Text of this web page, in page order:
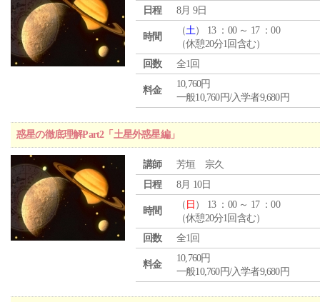
日程 8月 9日
時間
（土） 13 ：00 ～ 17 ：00
（休憩20分1回含む）
回数
全1回
料金
10,760円
一般10,760円/入学者9,680円
惑星の徹底理解Part2「土星外惑星編」
講師
芳垣 宗久
日程
8月 10日
時間
（ 日 ） 13 ：00 ～ 17 ：00
（休憩20分1回含む）
回数
全1回
料金
10,760円
一般10,760円/入学者9,680円